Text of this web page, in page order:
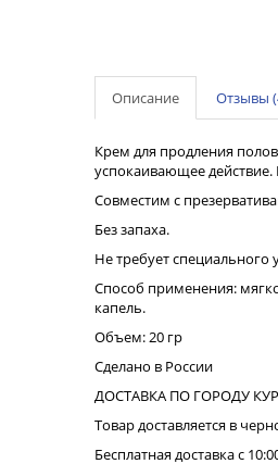
Описание Отзывы
Крем для продления
успокаивающее
Совместим с
Без запаха.
Не требует специального
Способ применения:
капель.
Объем: 20 гр
Сделано в России
ДОСТАВКА ПО ГОРОДУ
Товар доставляется в
Бесплатная доставка с